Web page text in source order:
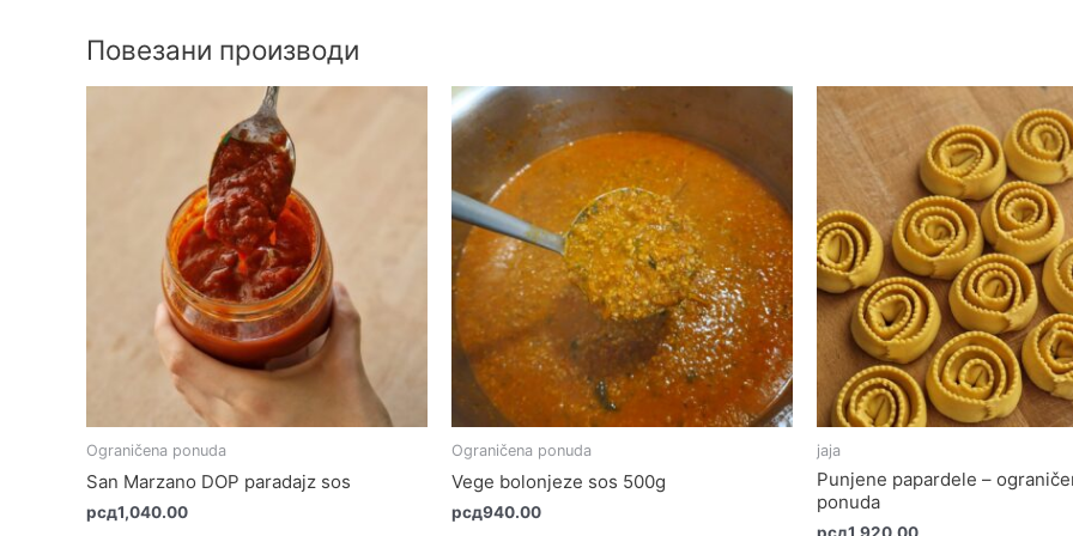
Повезани производи
Ograničena ponuda
San Marzano DOP paradajz sos
рсд1,040.00
Ograničena ponuda
Vege bolonjeze sos 500g
рсд940.00
jaja
Punjene papardele –
ponuda
рсд1,920.00